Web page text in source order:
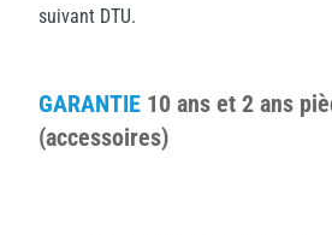
suivant DTU.
GARANTIE 10 ans et 2 ans
(accessoires)